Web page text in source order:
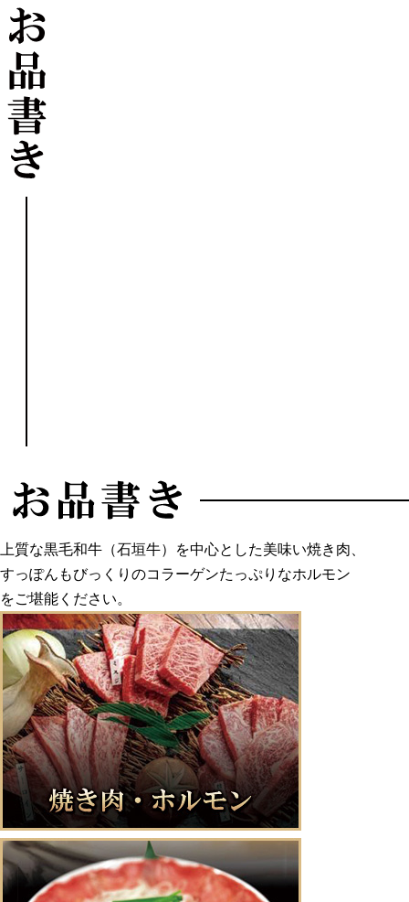
上質な黒毛和牛（石垣牛）を中心とした美味い焼き肉、
すっぽんもびっくりのコラーゲンたっぷりなホルモン
をご堪能ください。